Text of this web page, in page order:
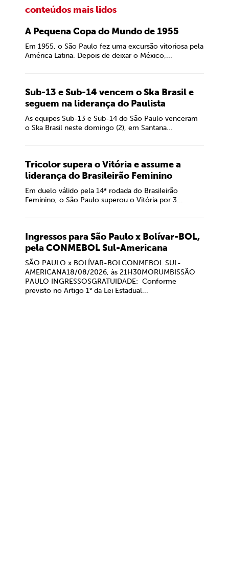
conteúdos mais lidos
A Pequena Copa do Mundo de 1955
Em 1955, o São Paulo fez uma excursão vitoriosa pela
América Latina. Depois de deixar o México,...
Sub-13 e Sub-14 vencem o Ska Brasil e
seguem na liderança do Paulista
As equipes Sub-13 e Sub-14 do São Paulo venceram
o Ska Brasil neste domingo (2), em Santana...
Tricolor supera o Vitória e assume a
liderança do Brasileirão Feminino
Em duelo válido pela 14ª rodada do Brasileirão
Feminino, o São Paulo superou o Vitória por 3...
Ingressos para São Paulo x Bolívar-BOL,
pela CONMEBOL Sul-Americana
SÃO PAULO x BOLÍVAR-BOLCONMEBOL SUL-
AMERICANA18/08/2026, às 21H30MORUMBISSÃO
PAULO INGRESSOSGRATUIDADE: Conforme
previsto no Artigo 1° da Lei Estadual...